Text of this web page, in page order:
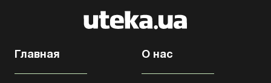
Главная О нас